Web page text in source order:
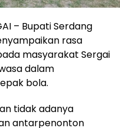
– Bupati Serdang
rasa
masyarakat Sergai
dalam
bola.
tidak adanya
antarpenonton